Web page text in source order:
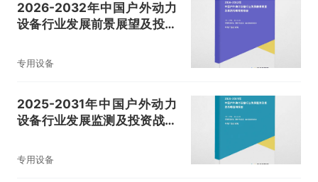
2026-2032年中国户外动力
设备行业发展前景展望及投资
专用设备
2025-2031年中国户外动力
设备行业发展监测及投资战略
专用设备